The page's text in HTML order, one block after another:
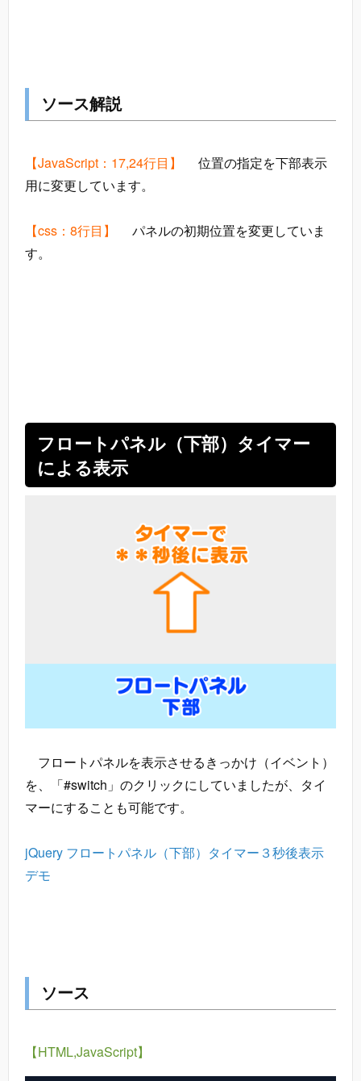
ソース解説
【JavaScript：17,24行目】
位置の指定を下部表示
用に変更しています。
【css：8行目】
パネルの初期位置を変更していま
す。
フロートパネル（下部）タイマー
による表示
フロートパネルを表示させるきっかけ（イベント）
を、「#switch」のクリックにしていましたが、タイ
マーにすることも可能です。
jQuery フロートパネル（下部）タイマー３秒後表示
デモ
ソース
【HTML,JavaScript】